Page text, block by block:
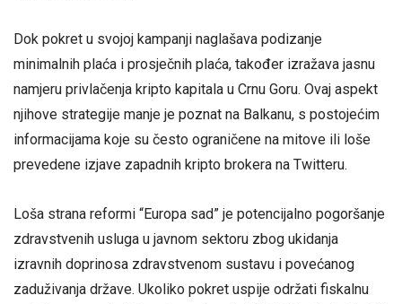
Dok pokret u svojoj kampanji naglašava podizanje
minimalnih plaća i prosječnih plaća, također izražava jasnu
namjeru privlačenja kripto kapitala u Crnu Goru. Ovaj aspekt
njihove strategije manje je poznat na Balkanu, s postojećim
informacijama koje su često ograničene na mitove ili loše
prevedene izjave zapadnih kripto brokera na Twitteru.
Loša strana reformi “Europa sad” je potencijalno pogoršanje
zdravstvenih usluga u javnom sektoru zbog ukidanja
izravnih doprinosa zdravstvenom sustavu i povećanog
zaduživanja države. Ukoliko pokret uspije održati fiskalnu